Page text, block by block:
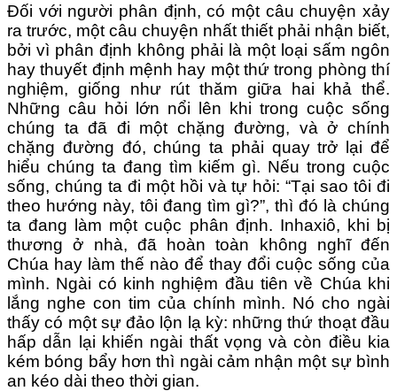
Đối với người phân định, có một câu chuyện xảy
ra trước, một câu chuyện nhất thiết phải nhận biết,
bởi vì phân định không phải là một loại sấm ngôn
hay thuyết định mệnh hay một thứ trong phòng thí
nghiệm, giống như rút thăm giữa hai khả thể.
Những câu hỏi lớn nổi lên khi trong cuộc sống
chúng ta đã đi một chặng đường, và ở chính
chặng đường đó, chúng ta phải quay trở lại để
hiểu chúng ta đang tìm kiếm gì. Nếu trong cuộc
sống, chúng ta đi một hồi và tự hỏi: “Tại sao tôi đi
theo hướng này, tôi đang tìm gì?”, thì đó là chúng
ta đang làm một cuộc phân định. Inhaxiô, khi bị
thương ở nhà, đã hoàn toàn không nghĩ đến
Chúa hay làm thế nào để thay đổi cuộc sống của
mình. Ngài có kinh nghiệm đầu tiên về Chúa khi
lắng nghe con tim của chính mình. Nó cho ngài
thấy có một sự đảo lộn lạ kỳ: những thứ thoạt đầu
hấp dẫn lại khiến ngài thất vọng và còn điều kia
kém bóng bẩy hơn thì ngài cảm nhận một sự bình
an kéo dài theo thời gian.